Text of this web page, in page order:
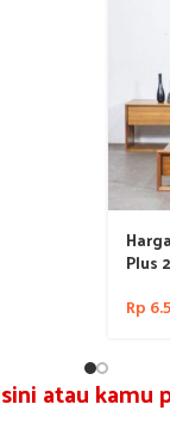
Plus
Rp
atau